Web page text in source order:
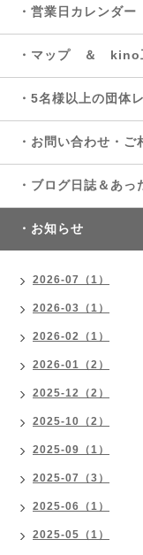
・営業日カレンダー
・マップ ＆ kino
・5名様以上の団体
・お問い合わせ・ご
・ブログ日誌＆あっ
・お知らせ
2026-07（1）
2026-03（1）
2026-02（1）
2026-01（2）
2025-12（2）
2025-10（2）
2025-09（1）
2025-07（3）
2025-06（1）
2025-05（1）